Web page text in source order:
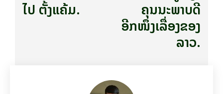
ໄປ ຕັ້ງແຄ້ມ. ຄຸນນະພາບດີ
ອີກໜຶ່ງເລື່ອງຂອງ
ລາວ.